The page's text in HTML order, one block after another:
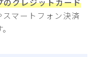
マートフォン決済